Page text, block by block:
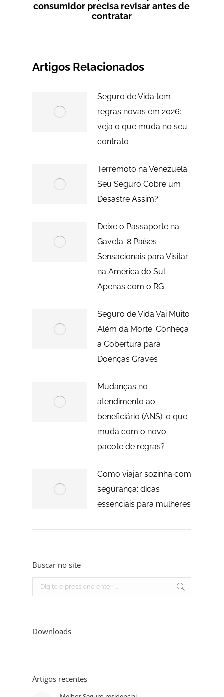
Próximo
post:
consumidor precisa revisar antes de
contratar
Artigos Relacionados
Seguro de Vida tem
regras novas em 2026:
veja o que muda no seu
contrato
Terremoto na Venezuela:
Seu Seguro Cobre um
Desastre Assim?
Deixe o Passaporte na
Gaveta: 8 Países
Sensacionais para Visitar
na América do Sul
Apenas com o RG
Seguro de Vida Vai Muito
Além da Morte: Conheça
a Cobertura para
Doenças Graves
Mudanças no
atendimento ao
beneficiário (ANS): o que
muda com o novo
pacote de regras?
Como viajar sozinha com
segurança: dicas
essenciais para mulheres
Buscar no site
Search:
Downloads
Artigos recentes